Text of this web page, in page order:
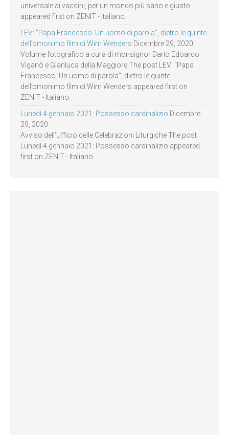
universale ai vaccini, per un mondo più sano e giusto
appeared first on ZENIT - Italiano.
LEV: “Papa Francesco. Un uomo di parola”, dietro le quinte
dell’omonimo film di Wim Wenders Dicembre 29, 2020
Volume fotografico a cura di monsignor Dario Edoardo
Viganò e Gianluca della Maggiore The post LEV: “Papa
Francesco. Un uomo di parola”, dietro le quinte
dell’omonimo film di Wim Wenders appeared first on
ZENIT - Italiano.
Lunedì 4 gennaio 2021: Possesso cardinalizio Dicembre
29, 2020
Avviso dell’Ufficio delle Celebrazioni Liturgiche The post
Lunedì 4 gennaio 2021: Possesso cardinalizio appeared
first on ZENIT - Italiano.